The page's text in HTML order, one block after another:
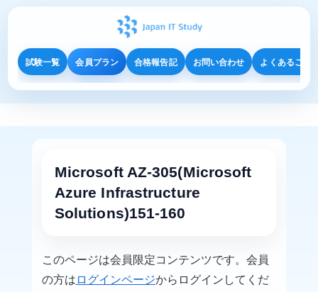
試験一覧 会員プラン 合格報告記 お問い合わせ よくあるご質
Microsoft AZ-305(Microsoft
Azure Infrastructure
Solutions)151-160
このページは会員限定コンテンツです。会員
の方は ログインページからログインしてくだ